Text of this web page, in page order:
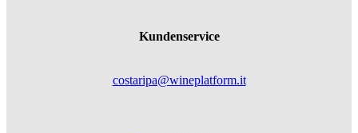
Kundenservice
costaripa@wineplatform.it